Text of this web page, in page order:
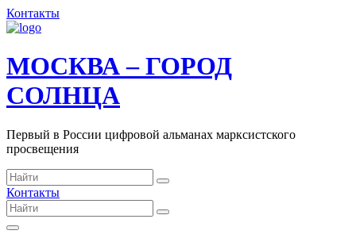
Контакты
МОСКВА – ГОРОД
СОЛНЦА
Первый в России цифровой альманах марксистского
просвещения
Контакты